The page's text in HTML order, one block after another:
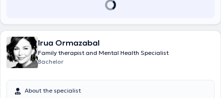
Irua Ormazabal
Family therapist and Mental Health Specialist
Bachelor
About the specialist